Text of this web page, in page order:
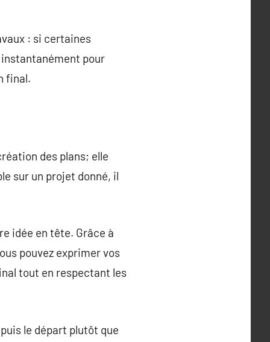
: si certaines
instantanément pour
final.
des plans; elle
sur un projet donné, il
idée en tête. Grâce à
pouvez exprimer vos
tout en respectant les
le départ plutôt que